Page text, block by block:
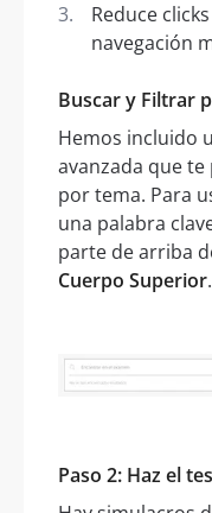
Reduce
navegación
Buscar y Filtrar
Hemos incluido
avanzada que
por tema. Para
una palabra
parte de arriba
Cuerpo Superior.
Paso 2: Haz el